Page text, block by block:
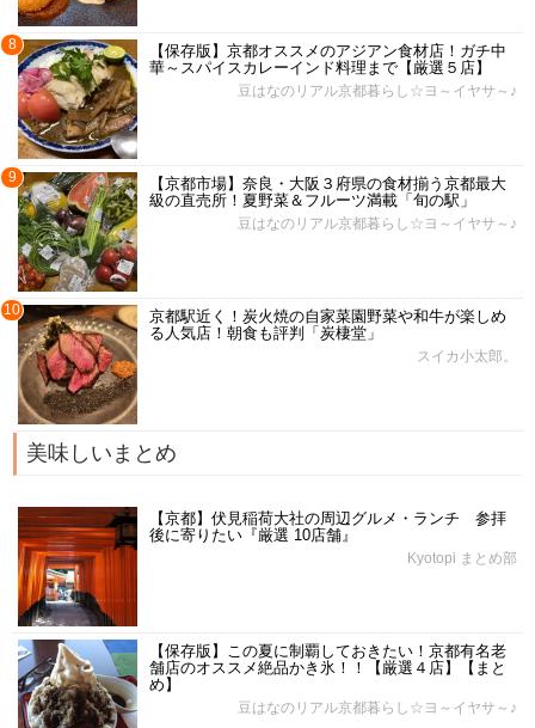
8
【保存版】京都オススメのアジアン食材店！ガチ中
華～スパイスカレーインド料理まで【厳選５店】
豆はなのリアル京都暮らし☆ヨ～イヤサ～♪
9
【京都市場】奈良・大阪３府県の食材揃う京都最大
級の直売所！夏野菜＆フルーツ満載「旬の駅」
豆はなのリアル京都暮らし☆ヨ～イヤサ～♪
10
京都駅近く！炭火焼の自家菜園野菜や和牛が楽しめ
る人気店！朝食も評判「炭棲堂」
スイカ小太郎。
美味しいまとめ
【京都】伏見稲荷大社の周辺グルメ・ランチ 参拝
後に寄りたい『厳選 10店舗』
Kyotopi まとめ部
【保存版】この夏に制覇しておきたい！京都有名老
舗店のオススメ絶品かき氷！！【厳選４店】【まと
め】
豆はなのリアル京都暮らし☆ヨ～イヤサ～♪